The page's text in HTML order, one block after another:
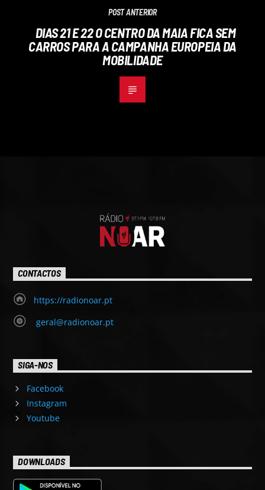
POST ANTERIOR
DIAS 21 E 22 O CENTRO DA MAIA FICA SEM
CARROS PARA A CAMPANHA EUROPEIA DA
MOBILIDADE
CONTACTOS
https://radionoar.pt
geral@radionoar.pt
SIGA-NOS
Facebook
Instagram
Youtube
DOWNLOADS